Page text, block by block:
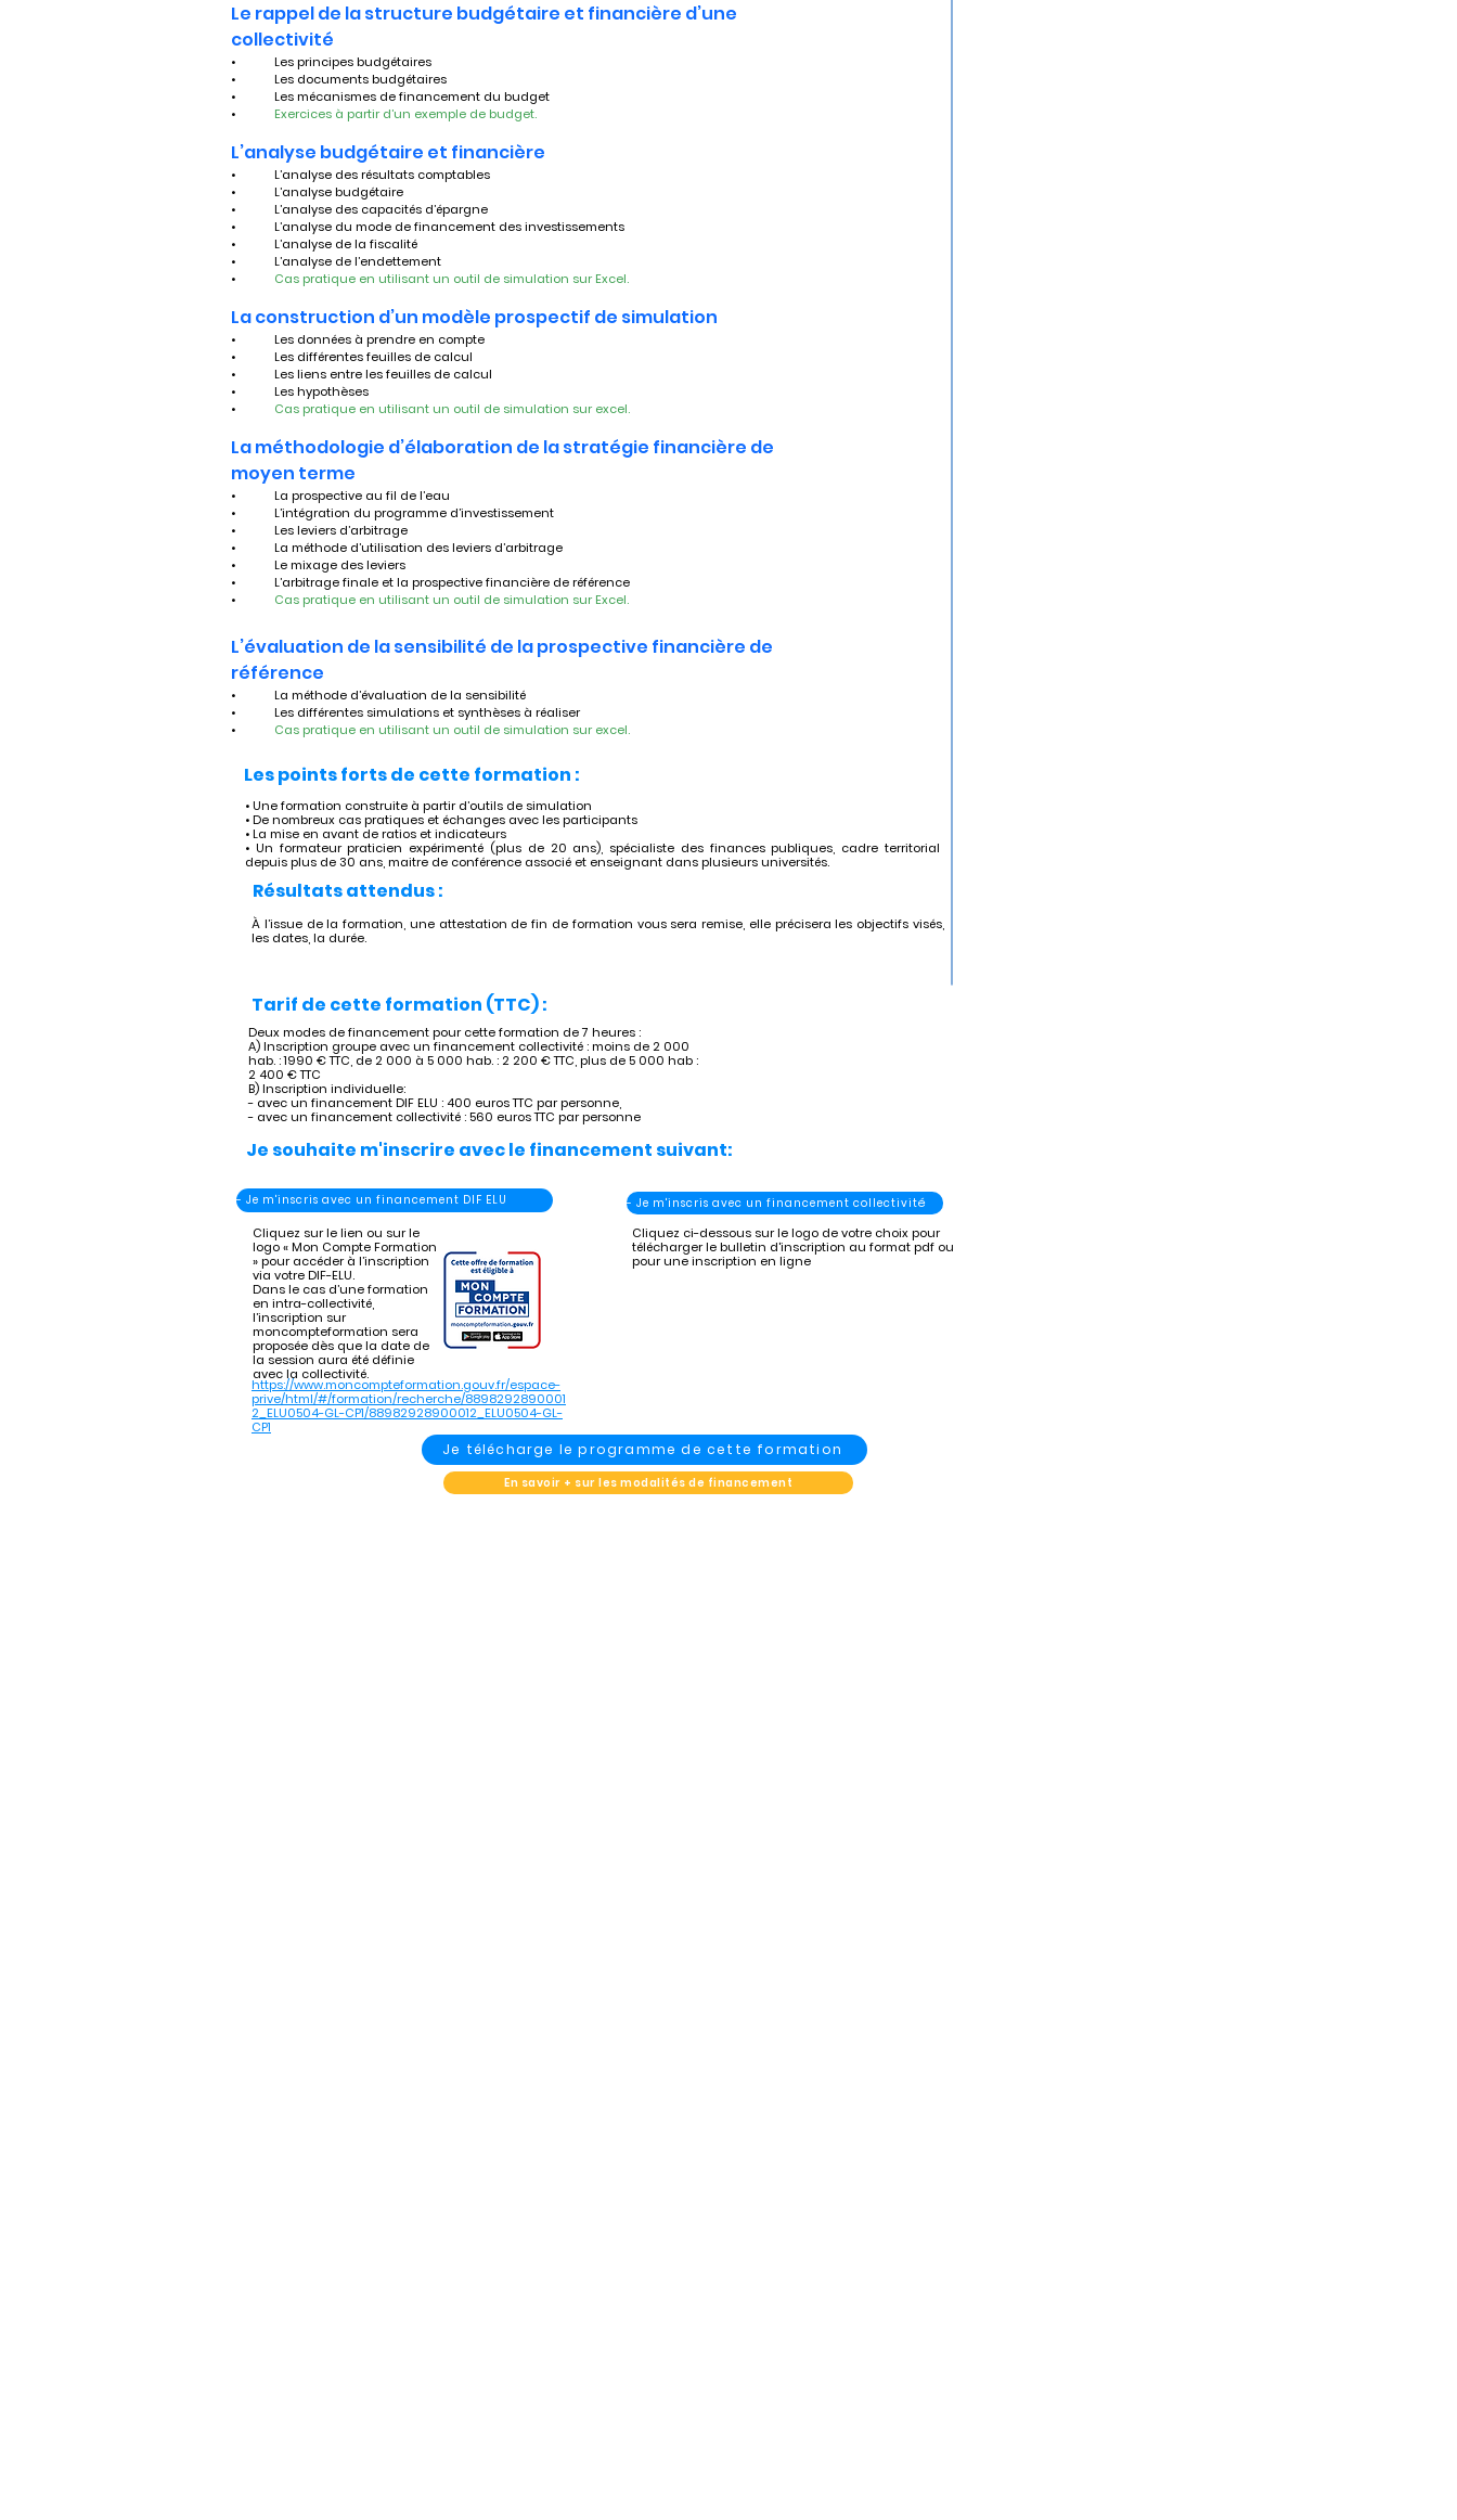
Le rappel de la structure budgétaire et financière d’une
collectivité
•	Les principes budgétaires
•	Les documents budgétaires
•	Les mécanismes de financement du budget
Exercices à partir d’un exemple de budget.
L’analyse budgétaire et financière
•	L’analyse des résultats comptables
•	L’analyse budgétaire
•	L’analyse des capacités d’épargne
•	L’analyse du mode de financement des investissements
•	L’analyse de la fiscalité
•	L’analyse de l’endettement
Cas pratique en utilisant un outil de simulation sur Excel.
La construction d’un modèle prospectif de simulation
•	Les données à prendre en compte
•	Les différentes feuilles de calcul
•	Les liens entre les feuilles de calcul
•	Les hypothèses
Cas pratique en utilisant un outil de simulation sur excel.
La méthodologie d’élaboration de la stratégie financière de
moyen terme
•	La prospective au fil de l’eau
•	L’intégration du programme d’investissement
•	Les leviers d’arbitrage
•	La méthode d’utilisation des leviers d’arbitrage
•	Le mixage des leviers
•	L’arbitrage finale et la prospective financière de référence
Cas pratique en utilisant un outil de simulation sur Excel.
L’évaluation de la sensibilité de la prospective financière de
référence
•	La méthode d’évaluation de la sensibilité
•	Les différentes simulations et synthèses à réaliser
Cas pratique en utilisant un outil de simulation sur excel.
Les points forts de cette formation :
• Une formation construite à partir d’outils de simulation
• De nombreux cas pratiques et échanges avec les participants
• La mise en avant de ratios et indicateurs
• Un formateur praticien expérimenté (plus de 20 ans), spécialiste des finances publiques, cadre territorial
depuis plus de 30 ans, maitre de conférence associé et enseignant dans plusieurs universités.
Résultats attendus :
À l’issue de la formation, une attestation de fin de formation vous sera remise, elle précisera les objectifs visés,
les dates, la durée.
Tarif de cette formation (TTC) :
Deux modes de financement pour cette formation de 7 heures :
A) Inscription groupe avec un financement collectivité : moins de 2 000
hab. : 1990 € TTC, de 2 000 à 5 000 hab. : 2 200 € TTC, plus de 5 000 hab :
2 400 € TTC
B) Inscription individuelle:
- avec un financement DIF ELU : 400 euros TTC par personne,
- avec un financement collectivité : 560 euros TTC par personne
Je souhaite m'inscrire avec le financement suivant:
- Je m'inscris avec un financement DIF ELU - Je m'inscris avec un financement collectivité
Cliquez sur le lien ou sur le
logo « Mon Compte Formation
» pour accéder à l’inscription
via votre DIF-ELU.
Dans le cas d’une formation
en intra-collectivité,
l’inscription sur
moncompteformation sera
proposée dès que la date de
la session aura été définie
avec la collectivité.
https://www.moncompteformation.gouv.fr/espace-
prive/html/#/formation/recherche/8898292890001
2_ELU0504-GL-CP1/88982928900012_ELU0504-GL-
CP1
Cliquez ci-dessous sur le logo de votre choix pour
télécharger le bulletin d'inscription au format pdf ou
pour une inscription en ligne
Je télécharge le programme de cette formation
En savoir + sur les modalités de financement